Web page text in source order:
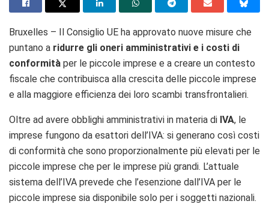
Bruxelles – Il Consiglio UE ha approvato nuove misure che
puntano a ridurre gli oneri amministrativi e i costi di
conformità per le piccole imprese e a creare un contesto
fiscale che contribuisca alla crescita delle piccole imprese
e alla maggiore efficienza dei loro scambi transfrontalieri.
Oltre ad avere obblighi amministrativi in materia di IVA, le
imprese fungono da esattori dell’IVA: si generano così costi
di conformità che sono proporzionalmente più elevati per le
piccole imprese che per le imprese più grandi. L’attuale
sistema dell’IVA prevede che l’esenzione dall’IVA per le
piccole imprese sia disponibile solo per i soggetti nazionali.